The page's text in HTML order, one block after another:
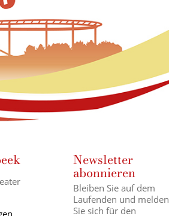
Newsletter
abonnieren
Bleiben Sie auf dem
Laufenden und melden
Sie sich für den